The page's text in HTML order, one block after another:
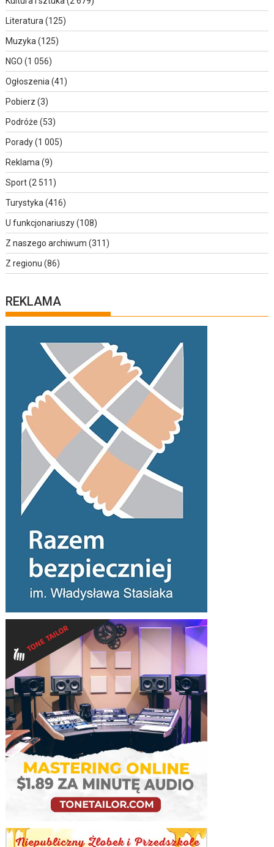
Literatura(125)
Muzyka(125)
NGO (1 056)
Ogłoszenia(41)
Pobierz (3)
Podróże (53)
Porady(1 005)
Reklama(9)
Sport(2 511)
Turystyka(416)
U funkcjonariuszy(108)
Z naszego archiwum (311)
Z regionu (86)
REKLAMA